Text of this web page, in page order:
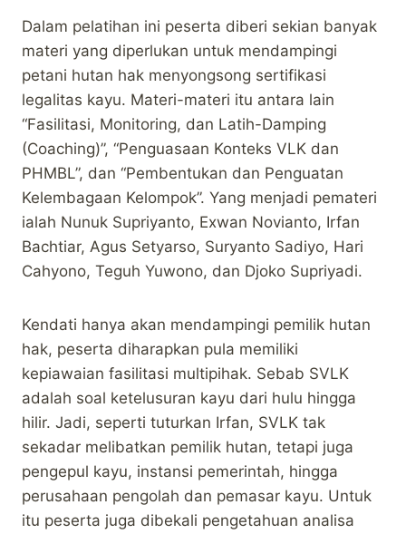
Dalam pelatihan ini peserta diberi sekian banyak
materi yang diperlukan untuk mendampingi
petani hutan hak menyongsong sertifikasi
legalitas kayu. Materi-materi itu antara lain
“Fasilitasi, Monitoring, dan Latih-Damping
(Coaching)”, “Penguasaan Konteks VLK dan
PHMBL”, dan “Pembentukan dan Penguatan
Kelembagaan Kelompok”. Yang menjadi pemateri
ialah Nunuk Supriyanto, Exwan Novianto, Irfan
Bachtiar, Agus Setyarso, Suryanto Sadiyo, Hari
Cahyono, Teguh Yuwono, dan Djoko Supriyadi.
Kendati hanya akan mendampingi pemilik hutan
hak, peserta diharapkan pula memiliki
kepiawaian fasilitasi multipihak. Sebab SVLK
adalah soal ketelusuran kayu dari hulu hingga
hilir. Jadi, seperti tuturkan Irfan, SVLK tak
sekadar melibatkan pemilik hutan, tetapi juga
pengepul kayu, instansi pemerintah, hingga
perusahaan pengolah dan pemasar kayu. Untuk
itu peserta juga dibekali pengetahuan analisa